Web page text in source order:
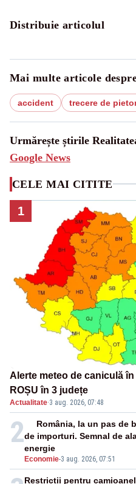
Distribuie articolul
Mai multe articole
accident trecere de
Urmărește știrile
Google News
CELE MAI CITITE
1
Alerte meteo de caniculă
ROȘU în 3 județe
Actualitate·3 aug. 2026, 07:48
2
Economie-3 aug. 2026, 07:51
România, la un pas de
de importuri. Semnal de
energie
Restricții pentru